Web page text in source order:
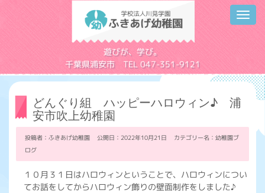
遊びが、学び。
千葉県浦安市 TEL 047-351-9121
どんぐり組 ハッピーハロウィン♪ 浦
安市吹上幼稚園
投稿者：ふきあげ幼稚園 公開日：2022年10月21日 カテゴリー名： 幼稚園ブ
ログ
１０月３１日はハロウィンということで、ハロウィンについ
てお話をしてからハロウィン飾りの壁面制作をしました♪